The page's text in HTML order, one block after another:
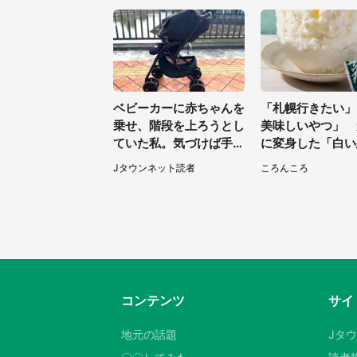
ベビーカーに赤ちゃんを
乗せ、階段を上ろうとし
ていた私。気づけば手か
らベビーカーが消えてい
て（神奈川県・60代女
Jタウンネット読者
「札幌行きたい
美味しいやつ」
に変身した「白
に8000人が熱視
間限定】
ころんころ
コンテンツ
地元の話題
サイ
Jタ